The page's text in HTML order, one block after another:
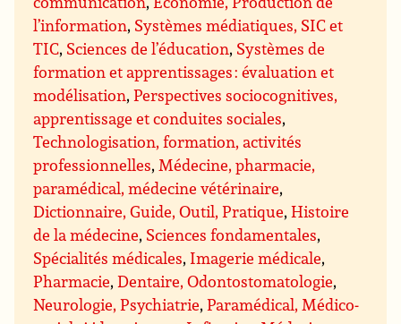
l’information, Systèmes médiatiques, SIC et
TIC, Sciences de l’éducation, Systèmes de
formation et apprentissages : évaluation et
modélisation,Perspectives sociocognitives,
apprentissage et conduites sociales,
Technologisation, formation, activités
professionnelles, Médecine, pharmacie,
paramédical, médecine vétérinaire,
Dictionnaire, Guide, Outil, Pratique,Histoire
de la médecine, Sciences fondamentales,
Spécialités médicales, Imagerie médicale,
Pharmacie,Dentaire, Odontostomatologie,
Neurologie, Psychiatrie,Paramédical, Médico-